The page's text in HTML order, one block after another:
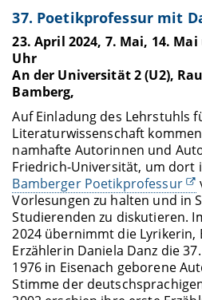
37. Poetikprofessur mit
23. April 2024, 7. Mai, 14.
Uhr
An der Universität 2 (U2),
Bamberg,
Auf Einladung des Lehrstuhls
Literaturwissenschaft
namhafte Autorinnen und
Friedrich-Universität, um dort
Bamberger Poetikprofessur
Vorlesungen zu halten und in
Studierenden zu diskutieren.
2024 übernimmt die Lyrikerin,
Erzählerin Daniela Danz die
1976 in Eisenach geborene
Stimme der